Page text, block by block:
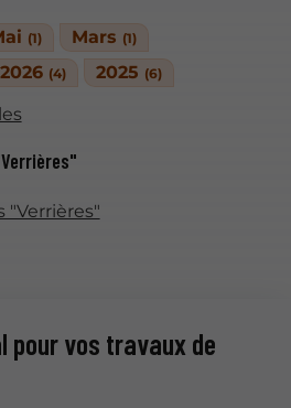
(1) Mars (1)
2026 (4) 2025 (6)
"Verrières"
pour vos travaux de